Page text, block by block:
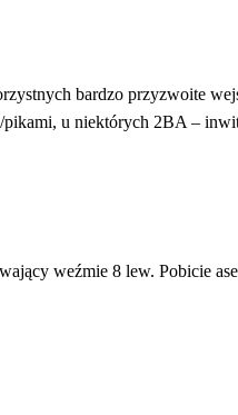
bardzo przyzwoite
u niektórych 2BA –
weźmie 8 lew. Pobicie